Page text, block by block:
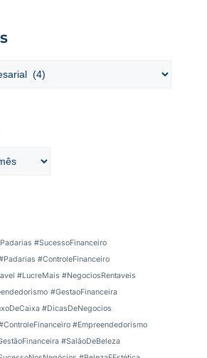
#SucessoFinanceiro
#ControleFinanceiro
#LucreMais #NegociosRentaveis
#GestaoFinanceira
#DicasDeNegocios
#Empreendedorismo
#SalãoDeBeleza